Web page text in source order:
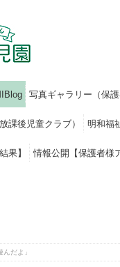
写真ギャラリー（保護
課後児童クラブ） 明和福
果】 情報公開【保護者様
だよ」